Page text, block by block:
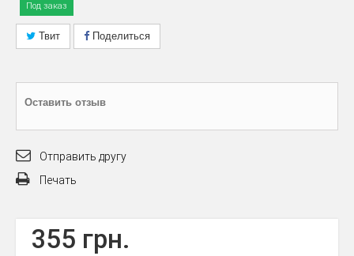
Под заказ
Твит Поделиться
Оставить отзыв
Отправить другу
Печать
355 грн.